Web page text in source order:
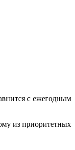
с ежегодным
из приоритетных